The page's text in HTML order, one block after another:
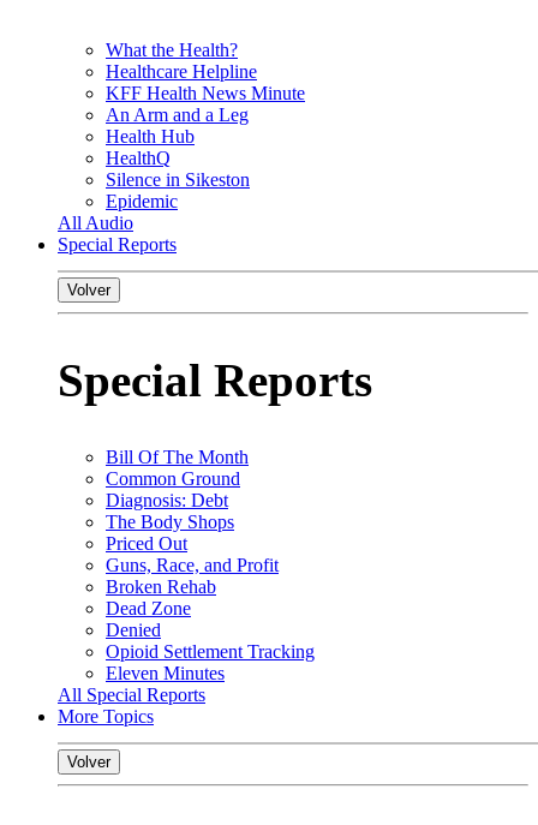
What the Health?
Healthcare Helpline
KFF Health News Minute
An Arm and a Leg
Health Hub
HealthQ
Silence in Sikeston
Epidemic
All Audio
Special Reports
Volver
Special Reports
Bill Of The Month
Common Ground
Diagnosis: Debt
The Body Shops
Priced Out
Guns, Race, and Profit
Broken Rehab
Dead Zone
Denied
Opioid Settlement Tracking
Eleven Minutes
All Special Reports
More Topics
Volver